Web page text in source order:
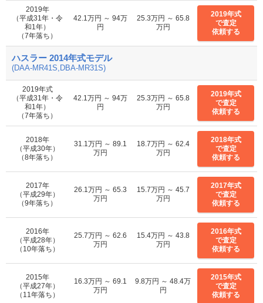
2019年
（平成31年・令
和1年）
（7年落ち）
42.1万円 ～ 94万
円
25.3万円 ～ 65.8
万円
2019年式
で査定
依頼する
ハスラー 2014年式モデル
(DAA-MR41S,DBA-MR31S)
2019年式
（平成31年・令
和1年）
（7年落ち）
42.1万円 ～ 94万
円
25.3万円 ～ 65.8
万円
2019年式
で査定
依頼する
2018年
（平成30年）
（8年落ち）
31.1万円 ～ 89.1
万円
18.7万円 ～ 62.4
万円
2018年式
で査定
依頼する
2017年
（平成29年）
（9年落ち）
26.1万円 ～ 65.3
万円
15.7万円 ～ 45.7
万円
2017年式
で査定
依頼する
2016年
（平成28年）
（10年落ち）
25.7万円 ～ 62.6
万円
15.4万円 ～ 43.8
万円
2016年式
で査定
依頼する
2015年
（平成27年）
（11年落ち）
16.3万円 ～ 69.1
万円
9.8万円 ～ 48.4万
円
2015年式
で査定
依頼する